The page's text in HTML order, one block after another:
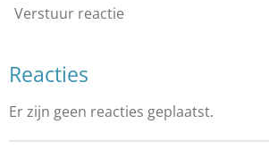
Verstuur reactie
Reacties
Er zijn geen reacties geplaatst.